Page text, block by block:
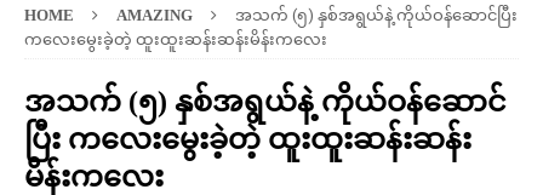
HOME AMAZING
အသက် (၅) နှစ်အရွယ်နဲ့ ကိုယ်ဝန်ဆောင်ပြီး
ကလေးမွေးခဲ့တဲ့ ထူးထူးဆန်းဆန်းမိန်းကလေး
အသက် (၅) နှစ်အရွယ်နဲ့ ကိုယ်ဝန်ဆောင်
ပြီး ကလေးမွေးခဲ့တဲ့ ထူးထူးဆန်းဆန်း
မိန်းကလေး